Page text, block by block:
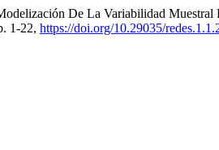
De La Variabilidad
1-22, https://doi.org/10.29035/